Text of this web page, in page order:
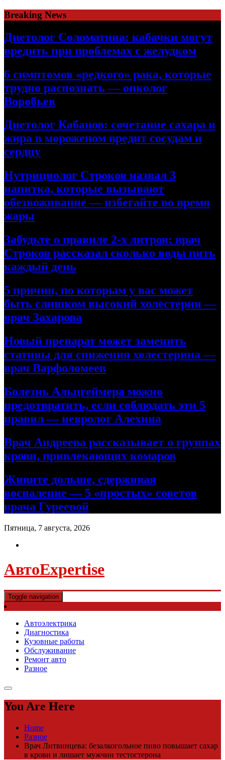
Skip
to
content
Breaking News
Диетолог Соломатина: кабачки могут
вредить при проблемах с желудком
6 симптомов «редкого» рака, которые
трудно распознать — онколог
Воробьев
Диетолог Кабанов: сочетание сахара и
жира в мороженом вредит сосудам и
сердцу
Нутрициолог Строков назвал 3
напитка, которые вызывают
обезвоживание — избегайте во время
жары
Забудьте о правиле 2-х литров: врач
Строков рассказал сколько воды пить
каждый день
5 причин, по которым у вас может
быть слишком высокий холестерин —
врач Захарова
Новый препарат может заменить
статины для снижения холестерина —
врач Варфоломеев
Болезнь Альцгеймера можно
предотвратить, если соблюдать эти 5
правил — невролог Алехина
Врач Андреева рассказывает о группах
крови, привлекающих комаров
Живите дольше, сдерживая
воспаление — 5 «простых» советов
врача Гуреевой
Пятница, 7 августа, 2026
АвтоExpertise
Toggle navigation
Автоэлектрика
Диагностика
Кузовные работы
Обслуживание
Ремонт авто
Разное
You Are Here
Home
Разное
Врач Литвинцева: безалкогольное пиво повышает сахар
в крови и лишает мужчин тестостерона